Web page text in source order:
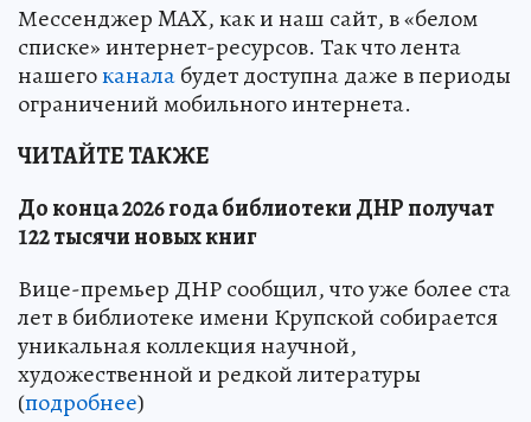
Мессенджер MAX, как и наш сайт, в «белом
списке» интернет-ресурсов. Так что лента
нашегоканалабудет доступна даже в периоды
ограничений мобильного интернета.
ЧИТАЙТЕ ТАКЖЕ
До конца 2026 года библиотеки ДНР получат
122 тысячи новых книг
Вице-премьер ДНР сообщил, что уже более ста
лет в библиотеке имени Крупской собирается
уникальная коллекция научной,
художественной и редкой литературы
(подробнее)